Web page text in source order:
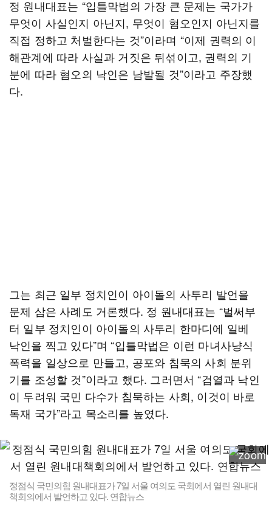
정 원내대표는 “입틀막법의 가장 큰 문제는 국가가
무엇이 사실인지 아닌지, 무엇이 혐오인지 아닌지를
직접 정하고 처벌한다는 것”이라며 “이제 권력의 이
해관계에 따라 사실과 거짓은 뒤섞이고, 권력의 기
분에 따라 혐오의 낙인은 남발될 것”이라고 주장했
다.
그는 최근 일부 정치인이 아이돌의 사투리 발언을
문제 삼은 사례도 거론했다. 정 원내대표는 “벌써부
터 일부 정치인이 아이돌의 사투리 한마디에 일베
낙인을 찍고 있다”며 “입틀막법은 이런 마녀사냥식
폭력을 일상으로 만들고, 공포와 침묵의 사회 분위
기를 조성할 것”이라고 했다. 그러면서 “검열과 낙인
이 두려워 국민 다수가 침묵하는 사회, 이것이 바로
독재 국가”라고 목소리를 높였다.
정점식 국민의힘 원내대표가 7일 서울 여의도 국회에서 열린 원내대
책회의에서 발언하고 있다. 연합뉴스